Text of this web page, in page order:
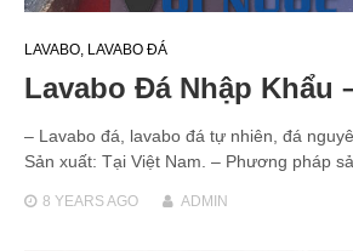
LAVABO LAVABO ĐÁ
Lavabo Đá Nhập Khẩu
– Lavabo đá, lavabo đá tự nhiên, đá
Sản xuất: Tại Việt Nam. – Phương pháp
8 YEARSAGO ADMIN